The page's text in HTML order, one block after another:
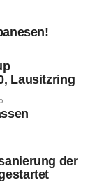
Lausitzring
der